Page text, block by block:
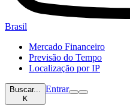
Brasil
Mercado Financeiro
Previsão do Tempo
Localização por IP
Buscar...
K
Entrar